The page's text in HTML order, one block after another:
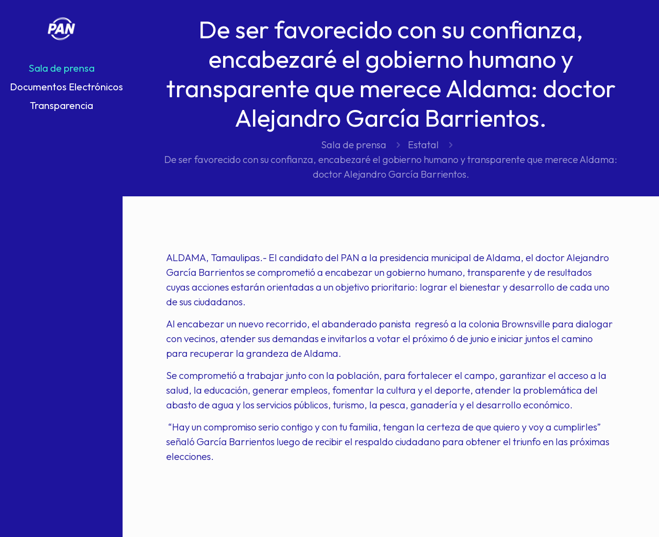
Sala de prensa
Documentos Electrónicos
Transparencia
De ser favorecido con su confianza,
encabezaré el gobierno humano y
transparente que merece Aldama: doctor
Alejandro García Barrientos.
Sala de prensa
Estatal
De ser favorecido con su confianza, encabezaré el gobierno humano y transparente que merece Aldama:
doctor Alejandro García Barrientos.
ALDAMA, Tamaulipas.- El candidato del PAN a la presidencia municipal de Aldama, el doctor Alejandro
García Barrientos se comprometió a encabezar un gobierno humano, transparente y de resultados
cuyas acciones estarán orientadas a un objetivo prioritario: lograr el bienestar y desarrollo de cada uno
de sus ciudadanos.
Al encabezar un nuevo recorrido, el abanderado panista regresó a la colonia Brownsville para dialogar
con vecinos, atender sus demandas e invitarlos a votar el próximo 6 de junio e iniciar juntos el camino
para recuperar la grandeza de Aldama.
Se comprometió a trabajar junto con la población, para fortalecer el campo, garantizar el acceso a la
salud, la educación, generar empleos, fomentar la cultura y el deporte, atender la problemática del
abasto de agua y los servicios públicos, turismo, la pesca, ganadería y el desarrollo económico.
“Hay un compromiso serio contigo y con tu familia, tengan la certeza de que quiero y voy a cumplirles”
señaló García Barrientos luego de recibir el respaldo ciudadano para obtener el triunfo en las próximas
elecciones.